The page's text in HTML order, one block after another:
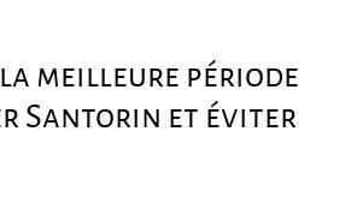
meilleure période
Santorin et éviter